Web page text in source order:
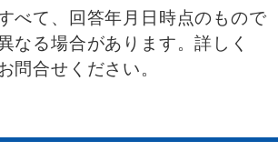
べて、回答年月日時点のもので
なる場合があります。詳しく
問合せください。